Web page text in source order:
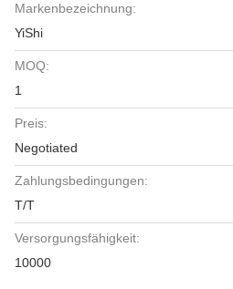
Markenbezeichnung:
YiShi
MOQ:
1
Preis:
Negotiated
Zahlungsbedingungen:
T/T
Versorgungsfähigkeit:
10000